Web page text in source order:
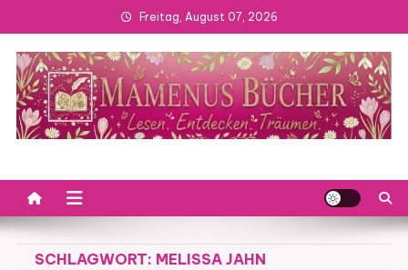
to
content
Freitag, August 07, 2026
SCHLAGWORT: MELISSA JAHN